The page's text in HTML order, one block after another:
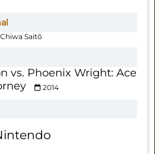
Chiwa Saitô
vs. Phoenix Wright: Ace
2014